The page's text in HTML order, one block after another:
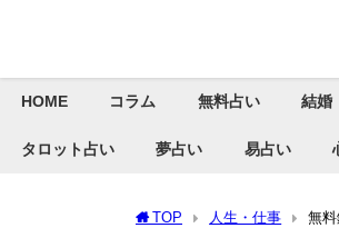
HOME コラム 無料占い 結婚
タロット占い 夢占い 易占い
TOP 人生・仕事 無